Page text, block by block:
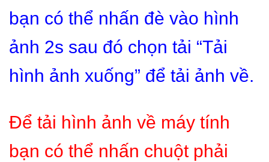
bạn có thể nhấn đè vào hình
ảnh 2s sau đó chọn tải “Tải
hình ảnh xuống” để tải ảnh về.
Để tải hình ảnh về máy tính
bạn có thể nhấn chuột phải